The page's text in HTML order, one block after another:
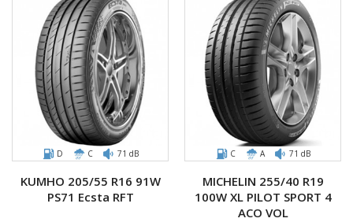
D C 71 dB
KUMHO 205/55 R16 91W
PS71 Ecsta RFT
C A 71 dB
MICHELIN 255/40 R19
100W XL PILOT SPORT 4
ACO VOL